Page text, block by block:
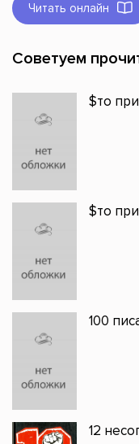
Читать онлайн
Советуем
$то
$то
100
12